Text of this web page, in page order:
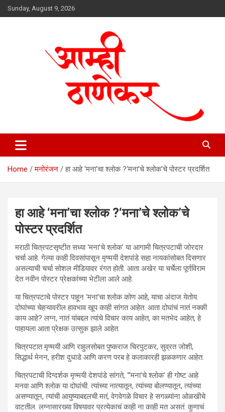
Skip
to
Sunday, August 9, 2026
aamhithanekar.com
Home मनोरंजन हा आहे ‘मना’चा श्लोक ?‘मना’चे श्लोक’चे पोस्टर प्रदर्शित
हा आहे ‘मना’चा श्लोक ?‘मना’चे श्लोक’चे
पोस्टर प्रदर्शित
मराठी चित्रपटसृष्टीत सध्या ‘मना’चे श्लोक’ या आगामी चित्रपटाची जोरदार
चर्चा आहे. गेल्या काही दिवसांपासून मृण्मयी देशपांडे सहा नायकांसोबत दिसणार
असल्याची चर्चा सोशल मीडियावर रंगत होती. आता अखेर या चर्चेला पूर्णविराम
देत नवीन पोस्टर प्रेक्षकांच्या भेटीला आले आहे.
या चित्रपटाचे पोस्टर पाहून ‘मना’चा श्लोक कोण आहे, याचा अंदाज येतोय.
दोघांच्या चेहऱ्यावरील हावभाव खूप काही सांगत आहेत. आता दोघांचं नातं नक्की
काय आहे? लग्न, नातं यांबद्दल त्यांचे विचार काय आहेत, का मतभेद आहेत, हे
पाहायला आता प्रेक्षक उत्सुक झाले आहेत.
चित्रपटात मृण्मयी आणि राहुलसोबत पुष्कराज चिरपुटकर, सुव्रत जोशी,
सिद्धार्थ मेनन, हरीश दुधाडे आणि करण परब हे कलाकारही झळकणार आहेत.
चित्रपटाची दिग्दर्शक मृण्मयी देशपांडे सांगते, “‘मना’चे श्लोक’ ही गोष्ट आहे
मनवा आणि श्लोक या दोघांची. त्यांच्या नात्यातून, त्यांच्या बोलण्यातून, त्यांच्या
असण्यातून, त्यांची आयुष्याबद्दलची मतं, वेगवेगळे विचार हे सगळ्यांना ओळखीचे
वाटतील. लग्नासारख्या विषयावर प्रत्येकाचं काही ना काही मत असतं. कुणाचं